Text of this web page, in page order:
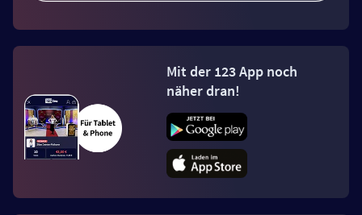
Mit der 123 App noch
näher dran!